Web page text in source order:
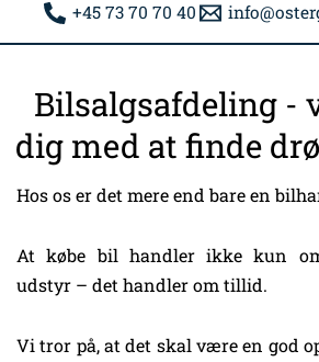
+45 73 70 70 40
Bilsalgsafdeling -
dig med at finde
Hos os er det mere end bare en
At købe bil handler ikke kun
udstyr – det handler om tillid.
Vi tror på, at det skal være en god